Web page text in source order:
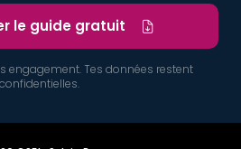
le guide gratuit
engagement. Tes données restent
confidentielles.